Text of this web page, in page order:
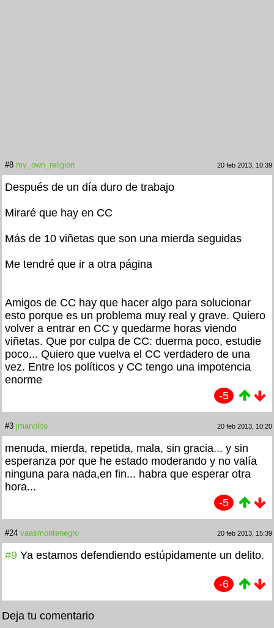
#8 my_own_religion 20 feb 2013, 10:39
Después de un día duro de trabajo
Miraré que hay en CC
Más de 10 viñetas que son una mierda seguidas
Me tendré que ir a otra página
Amigos de CC hay que hacer algo para solucionar
esto porque es un problema muy real y grave. Quiero
volver a entrar en CC y quedarme horas viendo
viñetas. Que por culpa de CC: duerma poco, estudie
poco... Quiero que vuelva el CC verdadero de una
vez. Entre los políticos y CC tengo una impotencia
enorme
-5
#3 jmanolito 20 feb 2013, 10:20
menuda, mierda, repetida, mala, sin gracia... y sin
esperanza por que he estado moderando y no valía
ninguna para nada,en fin... habra que esperar otra
hora...
-5
#24 vaasmontenegro 20 feb 2013, 15:39
#9 Ya estamos defendiendo estúpidamente un delito.
-6
Deja tu comentario